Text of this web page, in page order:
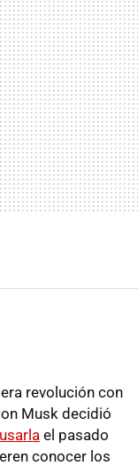
revolución con
Musk decidió
el pasado
conocer los